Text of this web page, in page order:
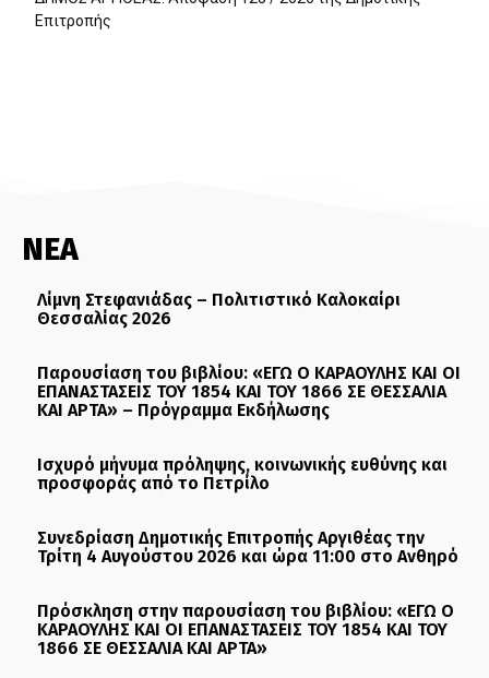
Επιτροπής
ΝΕΑ
Λίμνη Στεφανιάδας – Πολιτιστικό Καλοκαίρι
Θεσσαλίας 2026
Παρουσίαση του βιβλίου: «ΕΓΩ Ο ΚΑΡΑΟΥΛΗΣ ΚΑΙ ΟΙ
ΕΠΑΝΑΣΤΑΣΕΙΣ ΤΟΥ 1854 ΚΑΙ ΤΟΥ 1866 ΣΕ ΘΕΣΣΑΛΙΑ
ΚΑΙ ΑΡΤΑ» – Πρόγραμμα Εκδήλωσης
Ισχυρό μήνυμα πρόληψης, κοινωνικής ευθύνης και
προσφοράς από το Πετρίλο
Συνεδρίαση Δημοτικής Επιτροπής Αργιθέας την
Τρίτη 4 Αυγούστου 2026 και ώρα 11:00 στο Ανθηρό
Πρόσκληση στην παρουσίαση του βιβλίου: «ΕΓΩ Ο
ΚΑΡΑΟΥΛΗΣ ΚΑΙ ΟΙ ΕΠΑΝΑΣΤΑΣΕΙΣ ΤΟΥ 1854 ΚΑΙ ΤΟΥ
1866 ΣΕ ΘΕΣΣΑΛΙΑ ΚΑΙ ΑΡΤΑ»